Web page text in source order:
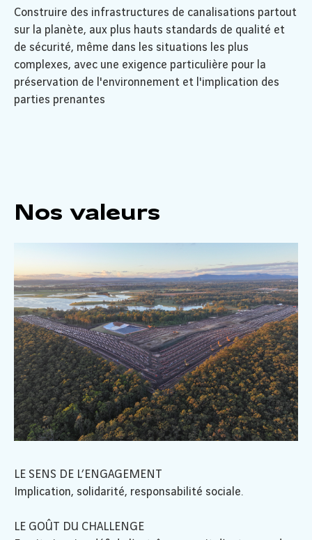
Construire des infrastructures de canalisations partout
sur la planète, aux plus hauts standards de qualité et
de sécurité, même dans les situations les plus
complexes, avec une exigence particulière pour la
préservation de l'environnement et l'implication des
parties prenantes
Nos valeurs
LE SENS DE L’ENGAGEMENT
Implication, solidarité, responsabilité sociale.
LE GOÛT DU CHALLENGE